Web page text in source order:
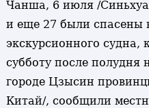
Чанша, 6 июля /
и еще 27 были спасены
экскурсионного судна,
субботу после полудня
городе Цзысин
Китай/, сообщили